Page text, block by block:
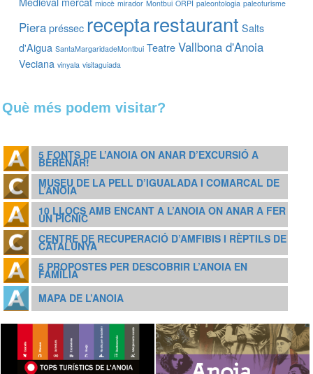
miocè mirador Montbui ORPÍ paleontologia paleoturisme
Piera préssec receptarestaurant Salts
d'Aigua SantaMargaridadeMontbui Teatre Vallbona d'Anoia
Veciana vinyala visitaguiada
Què més podem visitar?
5 FONTS DE L’ANOIA ON ANAR D’EXCURSIÓ A
BERENAR!
MUSEU DE LA PELL D’IGUALADA I COMARCAL DE
L’ANOIA
10 LLOCS AMB ENCANT A L’ANOIA ON ANAR A FER
UN PÍCNIC
CENTRE DE RECUPERACIÓ D’AMFIBIS I RÈPTILS DE
CATALUNYA
5 PROPOSTES PER DESCOBRIR L’ANOIA EN
FAMÍLIA
MAPA DE L’ANOIA